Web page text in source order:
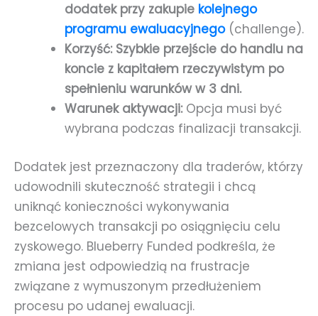
dodatek przy zakupie kolejnego
programu ewaluacyjnego(challenge).
Korzyść: Szybkie przejście do handlu na
koncie z kapitałem rzeczywistym po
spełnieniu warunków w 3 dni.
Warunek aktywacji:Opcja musi być
wybrana podczas finalizacji transakcji.
Dodatek jest przeznaczony dla traderów, którzy
udowodnili skuteczność strategii i chcą
uniknąć konieczności wykonywania
bezcelowych transakcji po osiągnięciu celu
zyskowego. Blueberry Funded podkreśla, że
zmiana jest odpowiedzią na frustracje
związane z wymuszonym przedłużeniem
procesu po udanej ewaluacji.